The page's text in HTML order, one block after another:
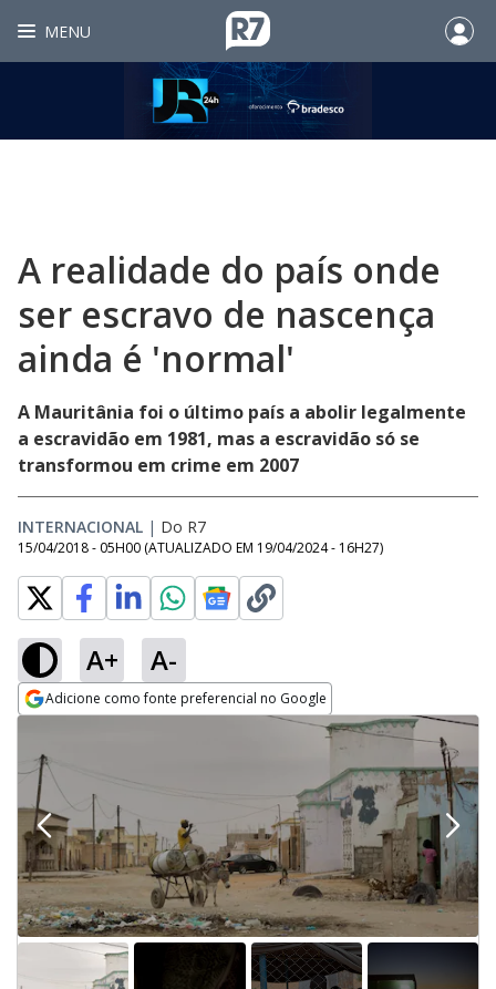
MENU
A realidade do país onde
ser escravo de nascença
ainda é 'normal'
A Mauritânia foi o último país a abolir legalmente
a escravidão em 1981, mas a escravidão só se
transformou em crime em 2007
INTERNACIONAL | Do R7
15/04/2018 - 05H00 (ATUALIZADO EM 19/04/2024 - 16H27)
A+ A-
Adicione como fonte preferencial no Google